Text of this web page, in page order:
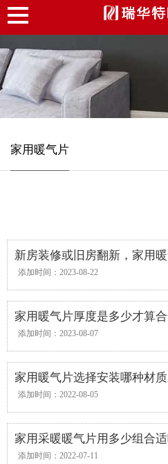
家用暖气片
新房装修或旧房翻新，家用
添加时间：2023-08-22
家用暖气片厚度是多少才算
添加时间：2023-08-07
家用暖气片选择安装哪种材
添加时间：2022-08-05
家用采暖暖气片用多少组合适
添加时间：2022-07-11